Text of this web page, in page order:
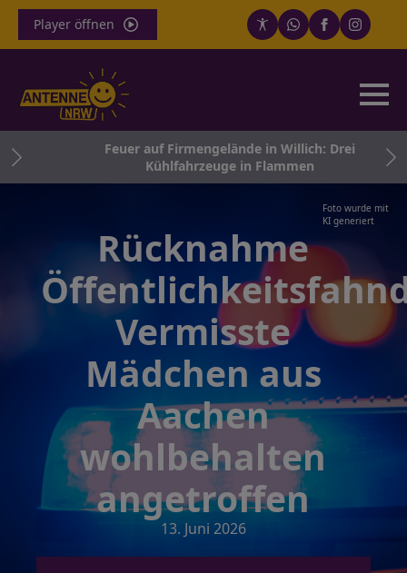
Player öffnen
in
Feuer auf Firmengelände in Willich: Drei
Kühlfahrzeuge in Flammen
Foto wurde mit
KI generiert
Rücknahme
Vermisste
Mädchen aus
Aachen
wohlbehalten
angetroffen
13. Juni 2026